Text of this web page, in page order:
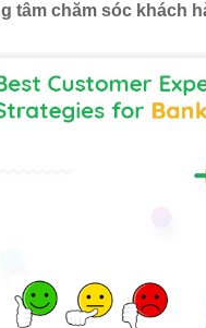
tâm chăm sóc khách